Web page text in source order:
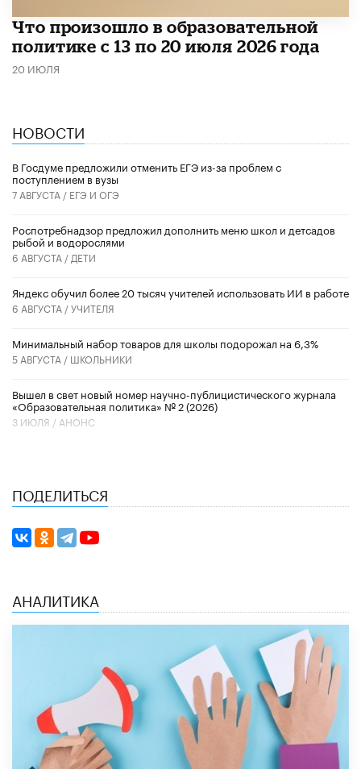
Что произошло в образовательной
политике с 13 по 20 июля 2026 года
20 ИЮЛЯ
НОВОСТИ
В Госдуме предложили отменить ЕГЭ из-за проблем с
поступлением в вузы
7 АВГУСТА / ЕГЭ И ОГЭ
Роспотребнадзор предложил дополнить меню школ и детсадов
рыбой и водорослями
6 АВГУСТА / ДЕТИ
​Яндекс обучил более 20 тысяч учителей использовать ИИ в работе
6 АВГУСТА /УЧИТЕЛЯ
Минимальный набор товаров для школы подорожал на 6,3%
5 АВГУСТА / ШКОЛЬНИКИ
Вышел в свет новый номер научно-публицистического журнала
«Образовательная политика» № 2 (2026)
3 ИЮЛЯ / АНОНС
ПОДЕЛИТЬСЯ
АНАЛИТИКА